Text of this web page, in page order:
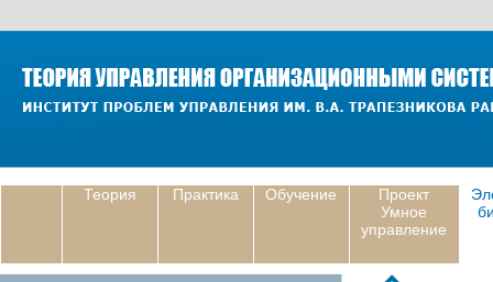
Теория Практика Обучение
Проект
Умное
управление